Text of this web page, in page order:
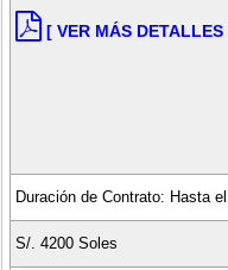
[ VER MÁS DETALLES
Duración de Contrato: Hasta
S/. 4200 Soles